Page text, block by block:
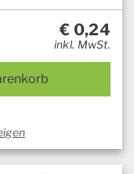
€ 0,24
inkl. MwSt.